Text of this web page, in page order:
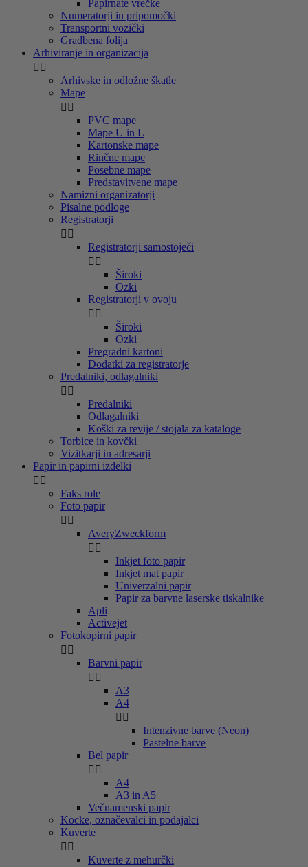
Papirnate vrečke
Numeratorji in pripomočki
Transportni vozički
Gradbena folija
Arhiviranje in organizacija
 
Arhivske in odložne škatle
Mape
 
PVC mape
Mape U in L
Kartonske mape
Rinčne mape
Posebne mape
Predstavitvene mape
Namizni organizatorji
Pisalne podloge
Registratorji
 
Registratorji samostoječi
 
Široki
Ozki
Registratorji v ovoju
 
Široki
Ozki
Pregradni kartoni
Dodatki za registratorje
Predalniki, odlagalniki
 
Predalniki
Odlagalniki
Koški za revije / stojala za kataloge
Torbice in kovčki
Vizitkarji in adresarji
Papir in papirni izdelki
 
Faks role
Foto papir
 
AveryZweckform
 
Inkjet foto papir
Inkjet mat papir
Univerzalni papir
Papir za barvne laserske tiskalnike
Apli
Activejet
Fotokopirni papir
 
Barvni papir
 
A3
A4
 
Intenzivne barve (Neon)
Pastelne barve
Bel papir
 
A4
A3 in A5
Večnamenski papir
Kocke, označevalci in podajalci
Kuverte
 
Kuverte z mehurčki